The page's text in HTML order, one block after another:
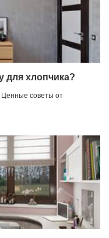
для хлопчика?
Ценные советы от